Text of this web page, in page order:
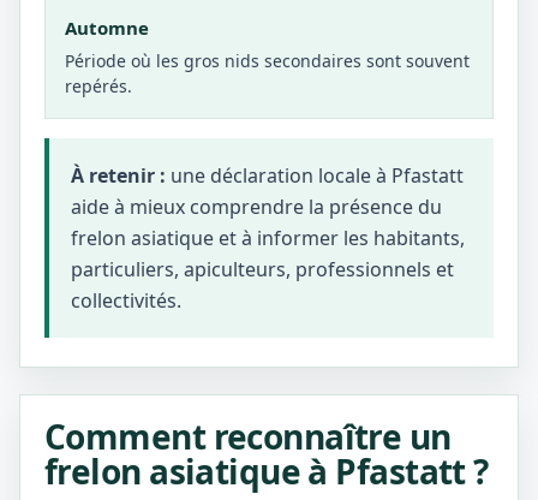
Automne
Période où les gros nids secondaires sont souvent
repérés.
À retenir : une déclaration locale à Pfastatt
aide à mieux comprendre la présence du
frelon asiatique et à informer les habitants,
particuliers, apiculteurs, professionnels et
collectivités.
Comment reconnaître un
frelon asiatique à Pfastatt ?